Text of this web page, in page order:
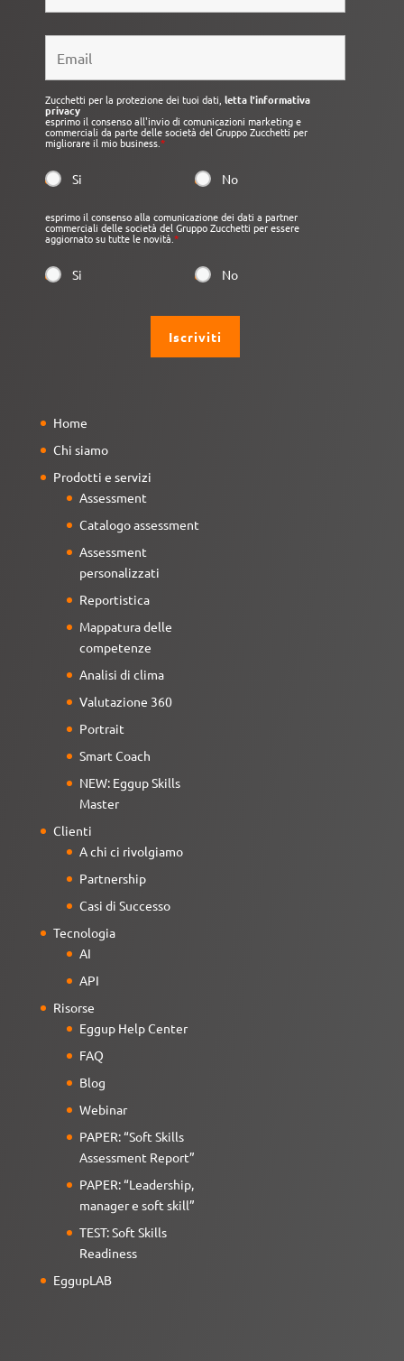
Zucchetti per la protezione dei tuoi dati, letta l'informativa
privacy
esprimo il consenso all'invio di comunicazioni marketing e
commerciali da parte delle società del Gruppo Zucchetti per
migliorare il mio business.*
Si No
esprimo il consenso alla comunicazione dei dati a partner
commerciali delle società del Gruppo Zucchetti per essere
aggiornato su tutte le novità. *
Si No
Home
Chi siamo
Prodotti e servizi
Assessment
Catalogo assessment
Assessment
personalizzati
Reportistica
Mappatura delle
competenze
Analisi di clima
Valutazione 360
Portrait
Smart Coach
NEW: Eggup Skills
Master
Clienti
A chi ci rivolgiamo
Partnership
Casi di Successo
Tecnologia
AI
API
Risorse
Eggup Help Center
FAQ
Blog
Webinar
PAPER: “Soft Skills
Assessment Report”
PAPER: “Leadership,
manager e soft skill”
TEST: Soft Skills
Readiness
EggupLAB